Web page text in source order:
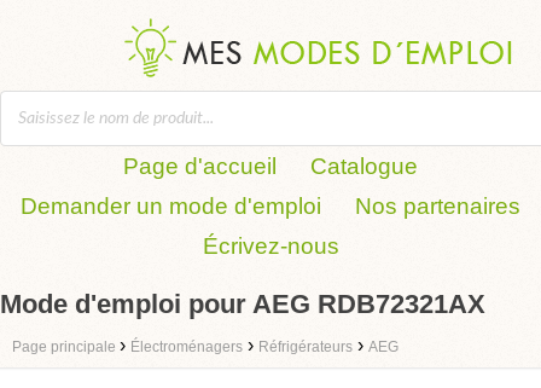
Page d'accueil
Catalogue
Demander un mode d'emploi
Nos partenaires
Écrivez-nous
Mode d'emploi pour AEG RDB72321AX
Page principale › Électroménagers › Réfrigérateurs › AEG